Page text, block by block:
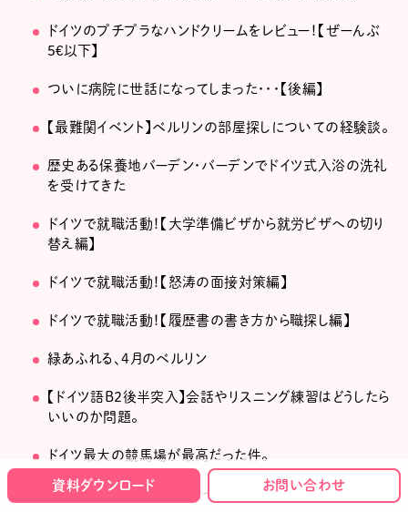
ドイツのプチプラなハンドクリームをレビュー！【ぜーんぶ
5€以下】
ついに病院に世話になってしまった・・・【後編】
【最難関イベント】ベルリンの部屋探しについての経験談。
歴史ある保養地バーデン・バーデンでドイツ式入浴の洗礼
を受けてきた
ドイツで就職活動！【大学準備ビザから就労ビザへの切り
替え編】
ドイツで就職活動！【怒涛の面接対策編】
ドイツで就職活動！【履歴書の書き方から職探し編】
緑あふれる、4月のベルリン
【ドイツ語B2後半突入】会話やリスニング練習はどうしたら
いいのか問題。
ドイツ最大の競馬場が最高だった件。
ドイツから日本へ荷物を送ってみよう！意外に簡単です。
資料ダウンロード お問い合わせ